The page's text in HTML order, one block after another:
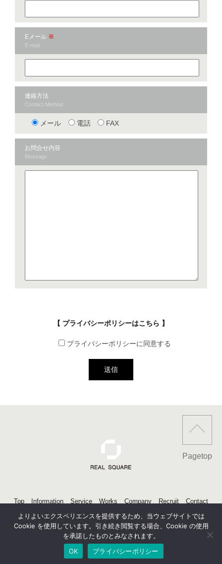
Eメール ※
E-mail
連絡方法
Contact Method
メール 電話 FAX
お問合せ内容
Message
【 プライバシーポリシーはこちら 】
プライバシーポリシーに同意する
Pagetop
Top Information Service Works Company Recruit
Contact
English
©Real Square co., ltd. All rights reserved.
よりよいエクスペリエンスを提供するため、当ウェブサイトでは
Cookie を使用しています。引き続き閲覧する場合、Cookie の使用
を承諾したものとみなされます。
OK
プライバシーポリシー